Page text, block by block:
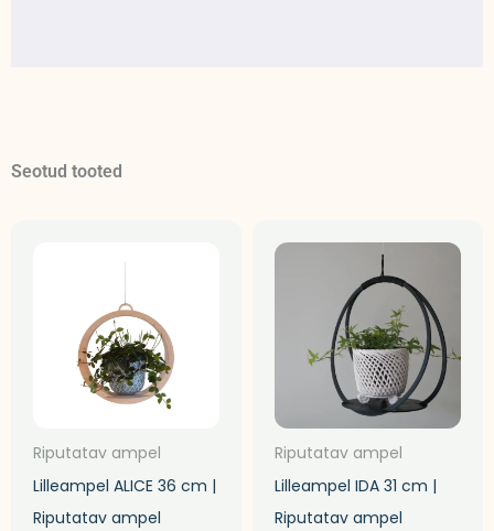
Seotud tooted
Riputatav ampel
Lilleampel ALICE 36 cm |
Riputatav ampel
Riputatav ampel
Lilleampel IDA 31 cm |
Riputatav ampel
25,00 €
26,50 €